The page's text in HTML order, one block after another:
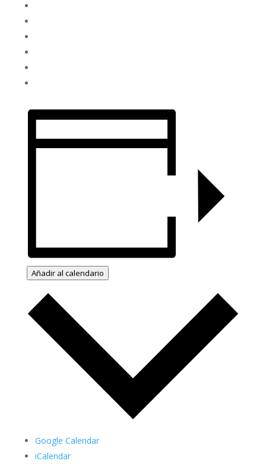
Añadir al calendario
Google Calendar
iCalendar